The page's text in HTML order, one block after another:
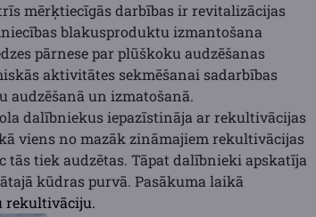
mērķtiecīgās darbības ir revitalizācijas
blakusproduktu izmantošana
pārnese par plūškoku audzēšanas
aktivitātes sekmēšanai sadarbības
audzēšanā un izmatošanā.
dalībniekus iepazīstināja ar rekultivācijas
viens no mazāk zināmajiem rekultivācijas
tiek audzētas. Tāpat dalībnieki apskatīja
kūdras purvā. Pasākuma laikā
rekultivāciju.